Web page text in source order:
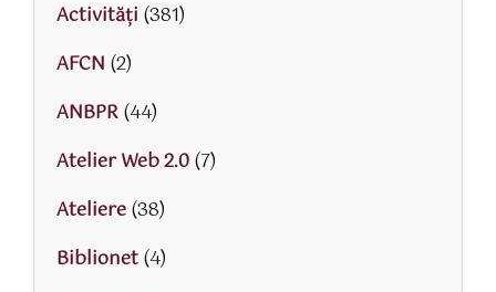
Activităţi (381)
AFCN (2)
ANBPR(44)
Atelier Web 2.0(7)
Ateliere(38)
Biblionet(4)